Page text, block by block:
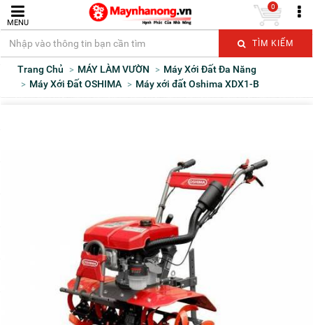
MENU
TÌM KIẾM
0
Trang Chủ MÁY LÀM VƯỜN
Máy Xới Đất Đa Năng
Máy Xới Đất OSHIMA
Máy xới đất Oshima XDX1-B